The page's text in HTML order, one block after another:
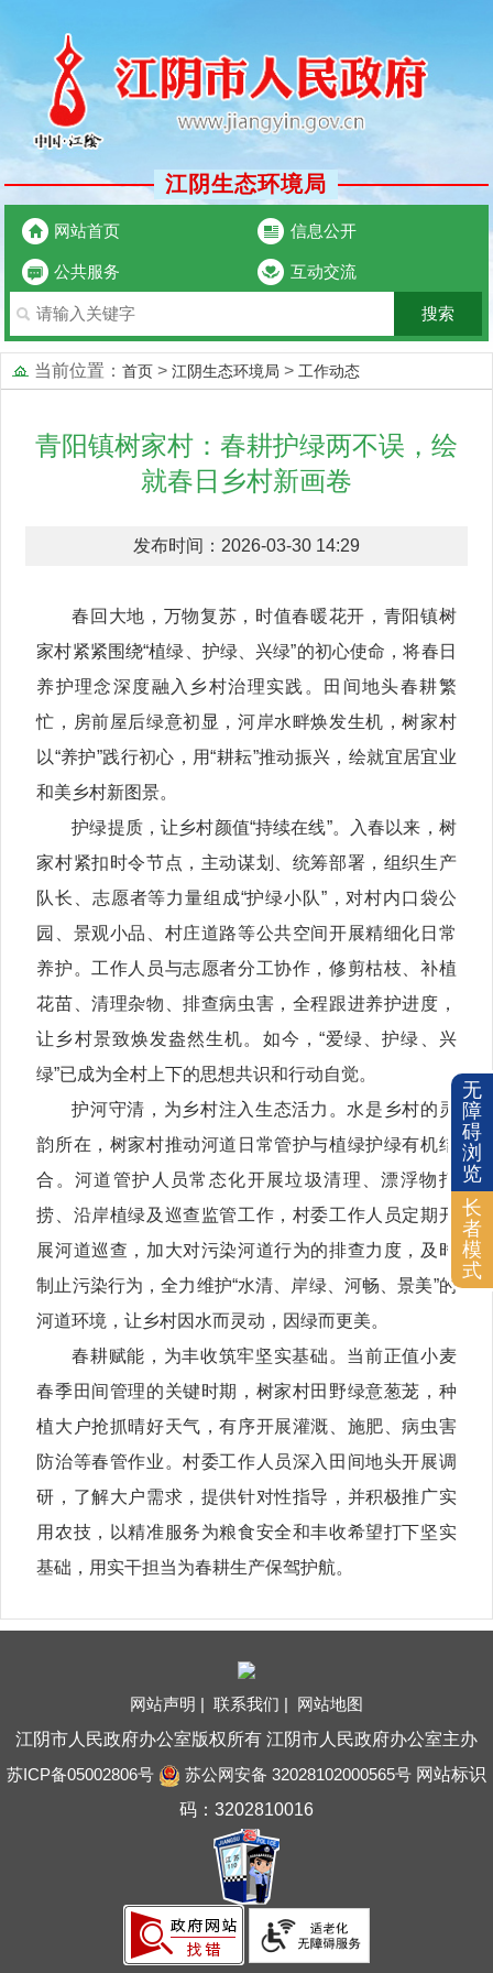
江阴生态环境局
网站首页 信息公开
公共服务 互动交流
当前位置： 首页 > 江阴生态环境局 > 工作动态
青阳镇树家村：春耕护绿两不误，绘
就春日乡村新画卷
发布时间：2026-03-30 14:29
春回大地，万物复苏，时值春暖花开，青阳镇树
家村紧紧围绕“植绿、护绿、兴绿”的初心使命，将春日
养护理念深度融入乡村治理实践。田间地头春耕繁
忙，房前屋后绿意初显，河岸水畔焕发生机，树家村
以“养护”践行初心，用“耕耘”推动振兴，绘就宜居宜业
和美乡村新图景。
护绿提质，让乡村颜值“持续在线”。入春以来，树
家村紧扣时令节点，主动谋划、统筹部署，组织生产
队长、志愿者等力量组成“护绿小队”，对村内口袋公
园、景观小品、村庄道路等公共空间开展精细化日常
养护。工作人员与志愿者分工协作，修剪枯枝、补植
花苗、清理杂物、排查病虫害，全程跟进养护进度，
让乡村景致焕发盎然生机。如今，“爱绿、护绿、兴
绿”已成为全村上下的思想共识和行动自觉。
护河守清，为乡村注入生态活力。水是乡村的灵
韵所在，树家村推动河道日常管护与植绿护绿有机结
合。河道管护人员常态化开展垃圾清理、漂浮物打
捞、沿岸植绿及巡查监管工作，村委工作人员定期开
展河道巡查，加大对污染河道行为的排查力度，及时
制止污染行为，全力维护“水清、岸绿、河畅、景美”的
河道环境，让乡村因水而灵动，因绿而更美。
春耕赋能，为丰收筑牢坚实基础。当前正值小麦
春季田间管理的关键时期，树家村田野绿意葱茏，种
植大户抢抓晴好天气，有序开展灌溉、施肥、病虫害
防治等春管作业。村委工作人员深入田间地头开展调
研，了解大户需求，提供针对性指导，并积极推广实
用农技，以精准服务为粮食安全和丰收希望打下坚实
基础，用实干担当为春耕生产保驾护航。
网站声明 | 联系我们 | 网站地图
江阴市人民政府办公室版权所有 江阴市人民政府办公室主办
苏ICP备05002806号
苏公网安备 32028102000565号网站标识
码：3202810016
无
障
碍
浏
览
长
者
模
式